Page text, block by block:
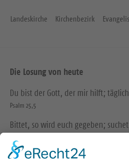
Landeskirche Kirchenbezirk
Die Losung von heute
Du bist der Gott, der mir hilft;
Psalm 25,5
Bittet, so wird euch gegeben;
klopfet an, so wird euch aufgetan.
Matthäus 7,7